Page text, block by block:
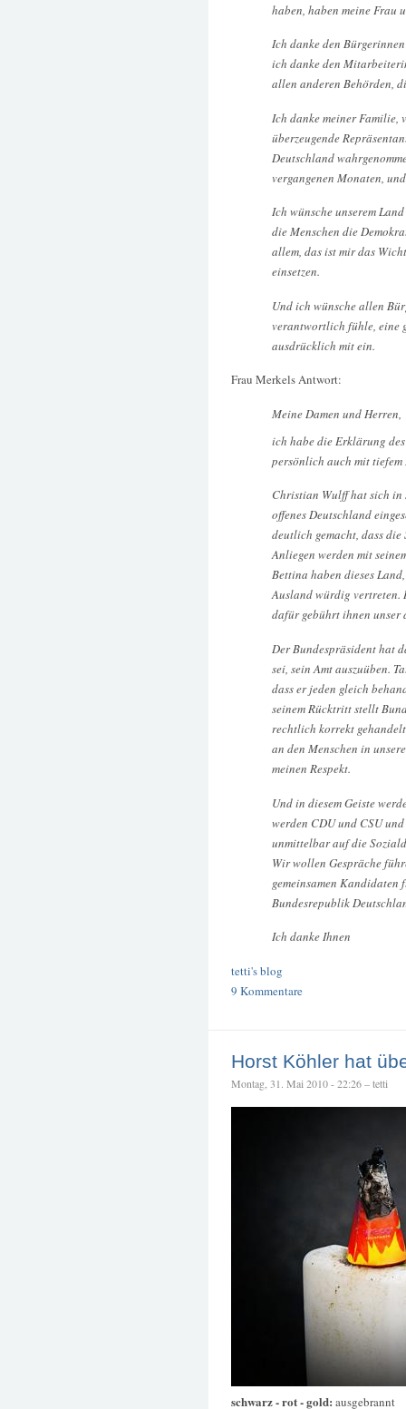
haben, haben meine Frau
Ich danke den
ich danke den
allen anderen Behörden,
Ich danke meiner Familie,
überzeugende
Deutschland
vergangenen Monaten,
Ich wünsche unserem
die Menschen die
allem, das ist mir das
einsetzen.
Und ich wünsche allen
verantwortlich fühle, eine
ausdrücklich mit ein.
Frau Merkels Antwort:
Meine Damen und Herren,
ich habe die Erklärung
persönlich auch mit tiefem
Christian Wulff hat sich in
offenes Deutschland
deutlich gemacht, dass
Anliegen werden mit
Bettina haben dieses
Ausland würdig vertreten.
dafür gebührt ihnen unser
Der Bundespräsident hat
sei, sein Amt auszuüben.
dass er jeden gleich
seinem Rücktritt stellt
rechtlich korrekt
an den Menschen in
meinen Respekt.
Und in diesem Geiste
werden CDU und CSU
unmittelbar auf die
Wir wollen Gespräche
gemeinsamen Kandidaten
Bundesrepublik
Ich danke Ihnen
tetti's blog
9 Kommentare
Horst Köhler hat
Montag, 31. Mai 2010 - 22:26 – tetti
schwarz - rot - gold: ausgebrannt